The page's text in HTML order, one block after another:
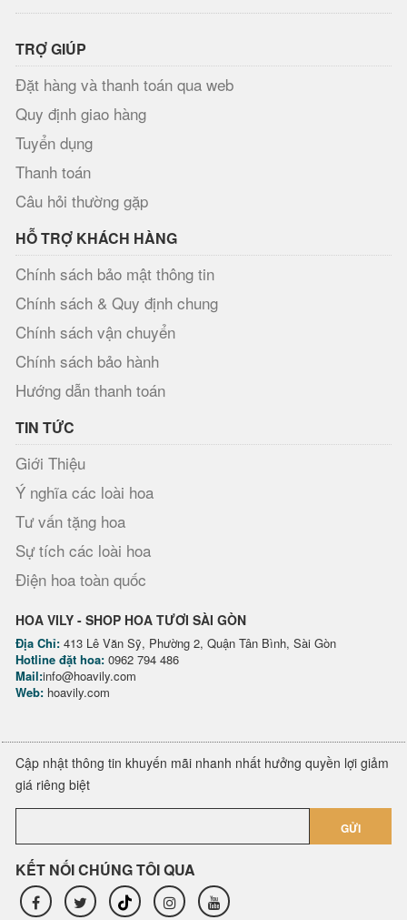
TRỢ GIÚP
Đặt hàng và thanh toán qua web
Quy định giao hàng
Tuyển dụng
Thanh toán
Câu hỏi thường gặp
HỖ TRỢ KHÁCH HÀNG
Chính sách bảo mật thông tin
Chính sách & Quy định chung
Chính sách vận chuyển
Chính sách bảo hành
Hướng dẫn thanh toán
TIN TỨC
Giới Thiệu
Ý nghĩa các loài hoa
Tư vấn tặng hoa
Sự tích các loài hoa
Điện hoa toàn quốc
HOA VILY - SHOP HOA TƯƠI SÀI GÒN
Địa Chỉ: 413 Lê Văn Sỹ, Phường 2, Quận Tân Bình, Sài Gòn
Hotline đặt hoa: 0962 794 486
Mail:info@hoavily.com
Web: hoavily.com
Cập nhật thông tin khuyến mãi nhanh nhất hưởng quyền lợi giảm
giá riêng biệt
GỬI
KẾT NỐI CHÚNG TÔI QUA